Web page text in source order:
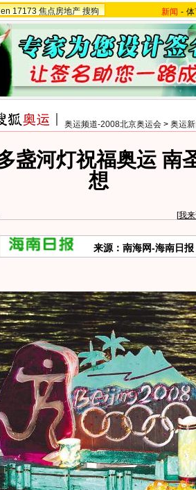
17173 焦点房地产 搜狗 新闻 -
奥运频道-2008北京奥运会 > 奥运
盏河灯祝福奥运 南
想
[我
来源：南海网-海南日报